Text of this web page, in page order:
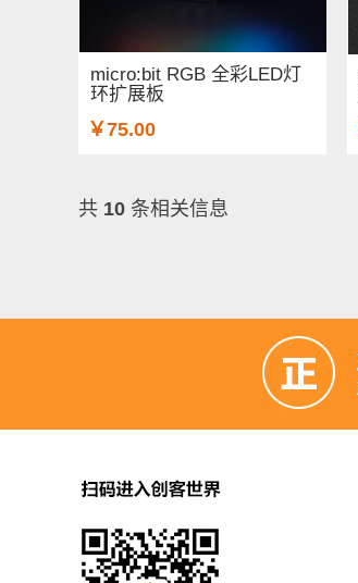
micro:bit RGB 全彩LED灯
环扩展板
￥75.00
共 10 条相关信息